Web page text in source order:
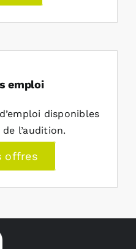
emploi
disponibles
l’audition.
offres